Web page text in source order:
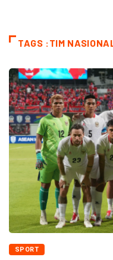
TAGS :TIM NASIONAL
SPORT